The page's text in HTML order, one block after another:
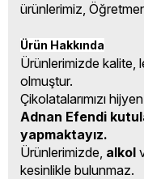
ürünlerimiz,
Ürün Hakkında
Ürünlerimizde kalite,
olmuştur.
Çikolatalarımızı
Adnan Efendi
yapmaktayız.
Ürünlerimizde, alkol
kesinlikle bulunmaz.